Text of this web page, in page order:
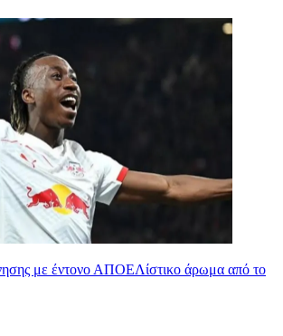
με έντονο ΑΠΟΕΛίστικο άρωμα από το